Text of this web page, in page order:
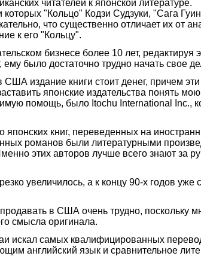
читателей к японской литературе.
"Кольцо" Кодзи Судзуки, "Сага
что существенно отличает их от
к его "Кольцу".
бизнесе более 10 лет,
было достаточно трудно начать свое
издание книги стоит денег, причем
японские издательства понять
помощь, было Itochu International Inc.,
книг, переведенных на
романов были литературными
этих авторов лучше всего знают за
увеличилось, а к концу 90-х годов
в США очень трудно, поскольку
смысла оригинала.
искал самых квалифицированных
английский язык и сравнительное